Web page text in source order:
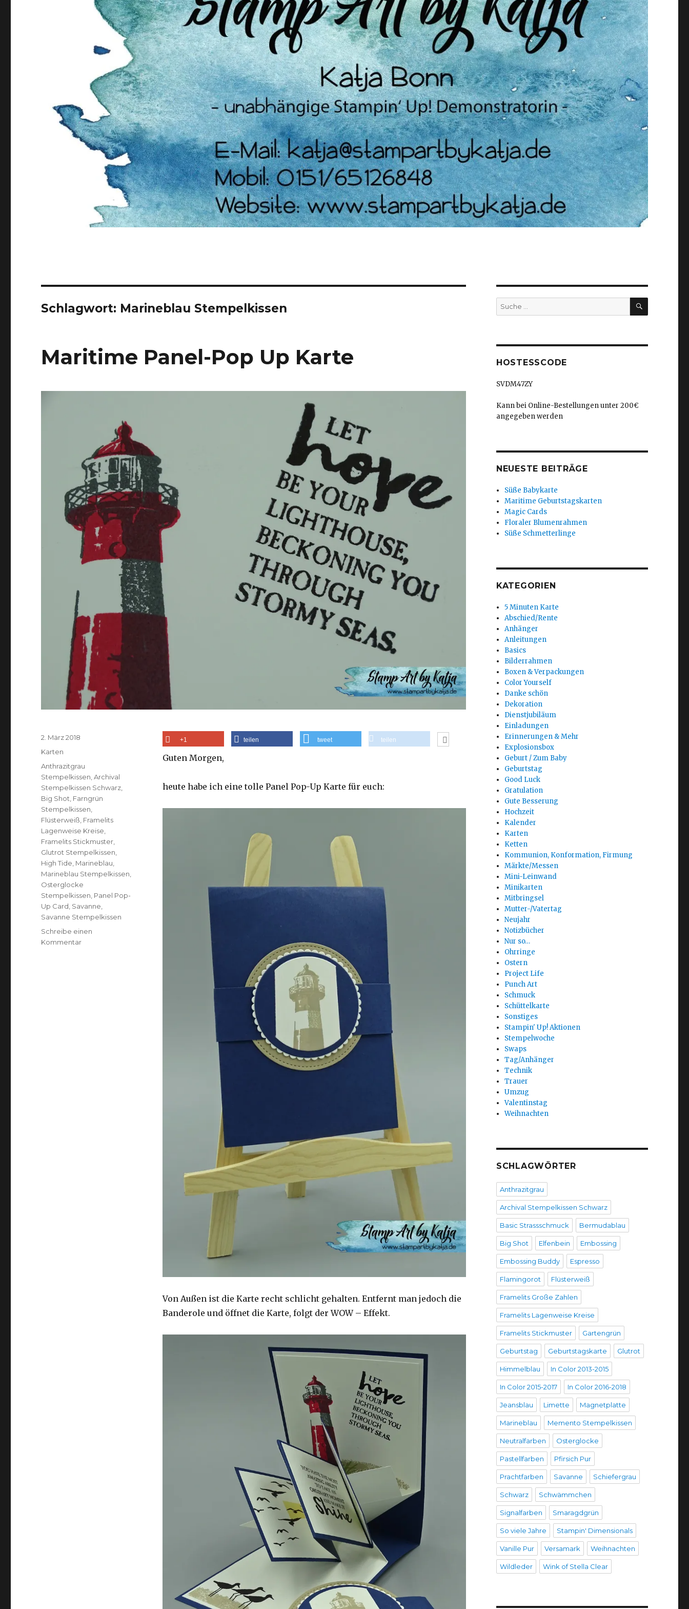
Schlagwort: Marineblau Stempelkissen
Maritime Panel-Pop Up Karte
+1 teilen tweet teilen
Guten Morgen,
heute habe ich eine tolle Panel Pop-Up Karte für euch:
Von Außen ist die Karte recht schlicht gehalten. Entfernt man jedoch die
Banderole und öffnet die Karte, folgt der WOW – Effekt.
Veröffentlicht
am
2. März 2018
Kategorien
Karten
Schlagwörter
Anthrazitgrau
Stempelkissen,Archival
Stempelkissen Schwarz,
Big Shot, Farngrün
Stempelkissen,
Flüsterweiß, Framelits
Lagenweise Kreise,
Framelits Stickmuster,
Glutrot Stempelkissen,
High Tide, Marineblau,
Marineblau Stempelkissen,
Osterglocke
Stempelkissen, Panel Pop-
Up Card, Savanne,
Savanne Stempelkissen
Schreibe einen
Kommentarzu
Suche
nach:
SUCHEN
HOSTESSCODE
SVDM47ZY
Kann bei Online-Bestellungen unter 200€
angegeben werden
NEUESTE BEITRÄGE
Süße Babykarte
Maritime Geburtstagskarten
Magic Cards
Floraler Blumenrahmen
Süße Schmetterlinge
KATEGORIEN
5 Minuten Karte
Abschied/Rente
Anhänger
Anleitungen
Basics
Bilderrahmen
Boxen & Verpackungen
Color Yourself
Danke schön
Dekoration
Dienstjubiläum
Einladungen
Erinnerungen & Mehr
Explosionsbox
Geburt / Zum Baby
Geburtstag
Good Luck
Gratulation
Gute Besserung
Hochzeit
Kalender
Karten
Ketten
Kommunion, Konformation, Firmung
Märkte/Messen
Mini-Leinwand
Minikarten
Mitbringsel
Mutter-/Vatertag
Neujahr
Notizbücher
Nur so…
Ohrringe
Ostern
Project Life
Punch Art
Schmuck
Schüttelkarte
Sonstiges
Stampin' Up! Aktionen
Stempelwoche
Swaps
Tag/Anhänger
Technik
Trauer
Umzug
Valentinstag
Weihnachten
SCHLAGWÖRTER
Anthrazitgrau
Archival Stempelkissen Schwarz
Basic Strassschmuck Bermudablau
Big Shot Elfenbein Embossing
Embossing Buddy Espresso
Flamingorot Flüsterweiß
Framelits Große Zahlen
Framelits Lagenweise Kreise
Framelits Stickmuster Gartengrün
Geburtstag Geburtstagskarte Glutrot
Himmelblau In Color 2013-2015
In Color 2015-2017 In Color 2016-2018
Jeansblau Limette Magnetplatte
Marineblau Memento Stempelkissen
Neutralfarben Osterglocke
Pastellfarben Pfirsich Pur
Prachtfarben Savanne Schiefergrau
Schwarz Schwämmchen
Signalfarben Smaragdgrün
So viele Jahre Stampin' Dimensionals
Vanille Pur Versamark Weihnachten
Wildleder Wink of Stella Clear